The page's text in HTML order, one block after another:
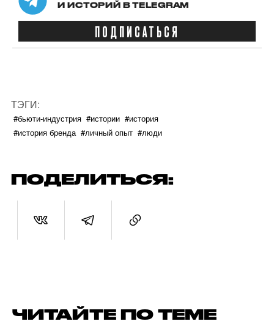
И ИСТОРИЙ В TELEGRAM
ПОДПИСАТЬСЯ
ТЭГИ:
#бьюти-индустрия #истории #история
#история бренда #личный опыт #люди
ПОДЕЛИТЬСЯ:
ЧИТАЙТЕ ПО ТЕМЕ